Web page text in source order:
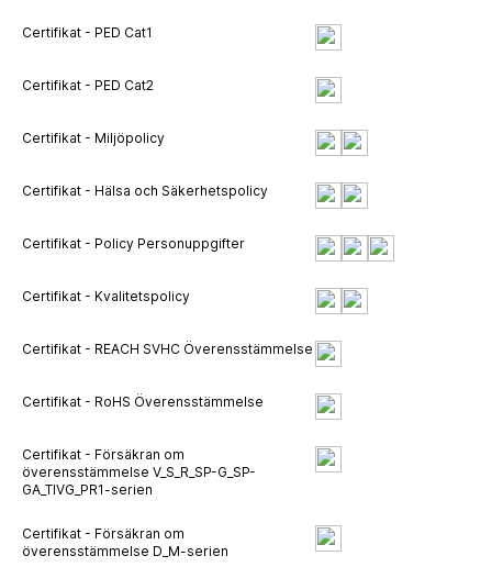
Certifikat - PED Cat1
Certifikat - PED Cat2
Certifikat - Miljöpolicy
Certifikat - Hälsa och Säkerhetspolicy
Certifikat - Policy Personuppgifter
Certifikat - Kvalitetspolicy
Certifikat - REACH SVHC Överensstämmelse
Certifikat - RoHS Överensstämmelse
Certifikat - Försäkran om
överensstämmelse V_S_R_SP-G_SP-
GA_TIVG_PR1-serien
Certifikat - Försäkran om
överensstämmelse D_M-serien